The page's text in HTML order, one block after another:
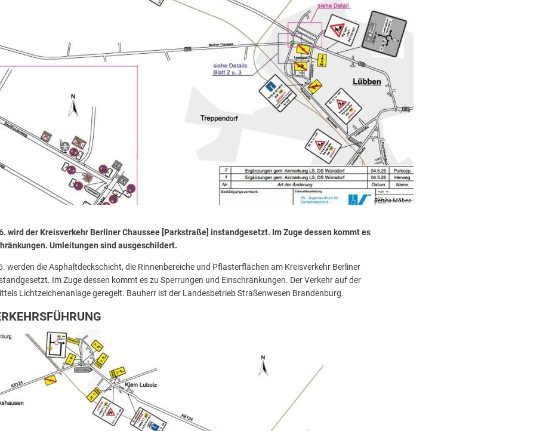
Bettina Möbes
wird der Kreisverkehr Berliner Chaussee [Parkstraße] instandgesetzt. Im Zuge dessen kommt es
Umleitungen sind ausgeschildert.
werden die Asphaltdeckschicht, die Rinnenbereiche und Pflasterflächen am Kreisverkehr Berliner
Im Zuge dessen kommt es zu Sperrungen und Einschränkungen. Der Verkehr auf der
Lichtzeichenanlage geregelt. Bauherr ist der Landesbetrieb Straßenwesen Brandenburg.